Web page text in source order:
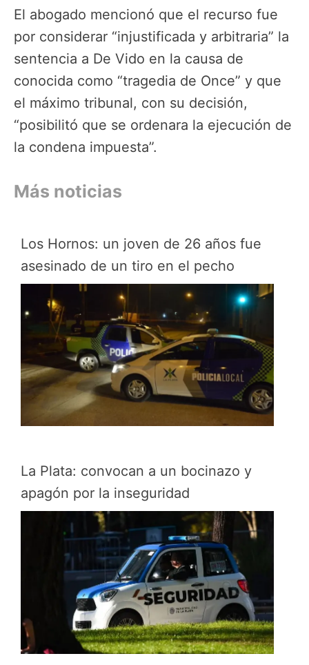
El abogado mencionó que el recurso fue
por considerar “injustificada y arbitraria” la
sentencia a De Vido en la causa de
conocida como “tragedia de Once” y que
el máximo tribunal, con su decisión,
“posibilitó que se ordenara la ejecución de
la condena impuesta”.
Más noticias
Los Hornos: un joven de 26 años fue
asesinado de un tiro en el pecho
La Plata: convocan a un bocinazo y
apagón por la inseguridad